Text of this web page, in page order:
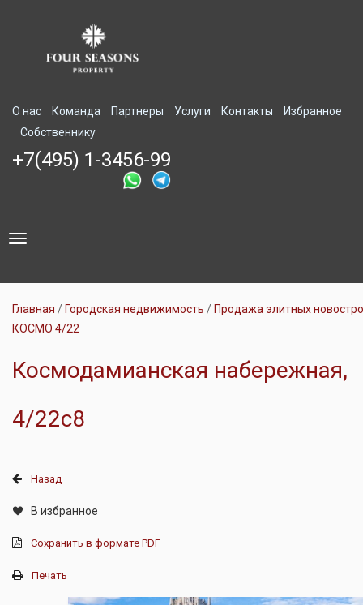
О нас Команда Партнеры Услуги Контакты
Избранное
Собственнику
+7(495) 1-3456-99
Toggle
Главная Городская недвижимость
Продажа элитных
КОСМО 4/22
Космодамианская набережная,
4/22с8
Назад
В избранное
Сохранить в формате PDF
Печать